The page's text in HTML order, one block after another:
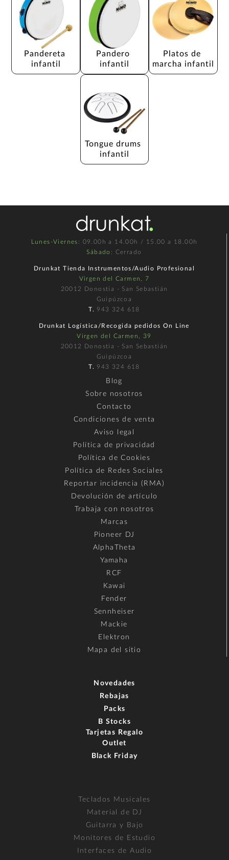
Pandereta
infantil
Pandero
infantil
Platos de
marcha infantil
Tongue drums
infantil
Lunes-Viernes : 09.00h a 14.00h / 15.00 a 18.00h
Sábado : Cerrado
Drunkat Tienda Instrumentos/Audio Profesional
Virgen del Carmen, 7
20012 Donostia - San Sebastián
Guipúzcoa
T. 943 324 618
Drunkat Logística/Recogida pedidos On Line
Virgen del Carmen, 39
20012 Donostia - San Sebastián
Guipúzcoa
T. 943 324 618
Blog
Sobre nosotros
Contacto
Condiciones de venta
Aviso legal
Política de privacidad
Política de Cookies
Política de Redes Sociales
Reportar incidencia (RMA)
Devolución de artículo
Trabaja con nosotros
Marcas
Pioneer DJ
AlphaTheta
Yamaha
RCF
Kawai
Fender
Sennheiser
Mackie
Elektron
Mapa del sitio
Novedades
Rebajas
Packs
B Stocks
Tarjetas Regalo
Outlet
Black Friday
Teclados Musicales
Material de DJ
Guitarra y Bajo
Monitores de Estudio
Interfaces de Audio